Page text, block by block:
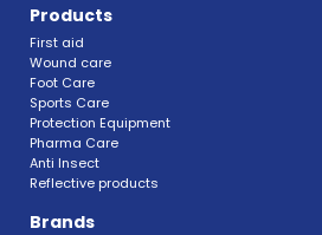
Products
First aid
Wound care
Foot Care
Sports Care
Protection Equipment
Pharma Care
Anti Insect
Reflective products
Brands